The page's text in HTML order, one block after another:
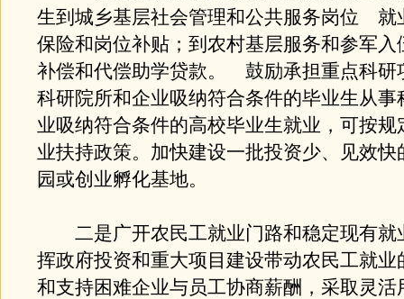
生到城乡基层社会管理和公共服务岗位 就
保险和岗位补贴；到农村基层服务和参军入
补偿和代偿助学贷款。 鼓励承担重点科研
科研院所和企业吸纳符合条件的毕业生从事
业吸纳符合条件的高校毕业生就业，可按规
业扶持政策。加快建设一批投资少、见效快
园或创业孵化基地。
二是广开农民工就业门路和稳定现有就
挥政府投资和重大项目建设带动农民工就业
和支持困难企业与员工协商薪酬，采取灵活